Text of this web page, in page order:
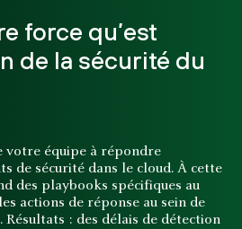
force qu’est
de la sécurité du
votre équipe à répondre
de sécurité dans le cloud. À cette
des playbooks spécifiques au
actions de réponse au sein de
: des délais de détection